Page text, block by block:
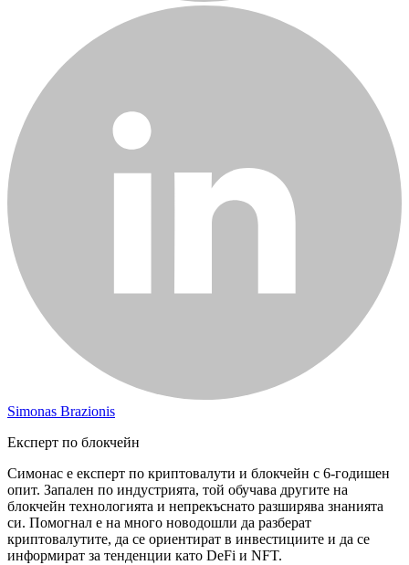
Simonas Brazionis
Експерт по блокчейн
Симонас е експерт по криптовалути и блокчейн с 6-годишен
опит. Запален по индустрията, той обучава другите на
блокчейн технологията и непрекъснато разширява знанията
си. Помогнал е на много новодошли да разберат
криптовалутите, да се ориентират в инвестициите и да се
информират за тенденции като DeFi и NFT.